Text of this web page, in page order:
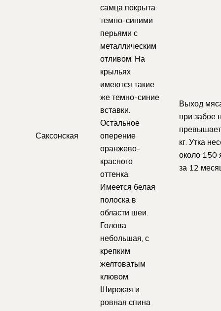
Саксонская
самца покрыта
темно-синими
перьями с
металлическим
отливом. На
крыльях
имеются такие
же темно-синие
вставки.
Остальное
оперение
оранжево-
красного
оттенка.
Имеется белая
полоска в
области шеи.
Голова
небольшая, с
крепким
желтоватым
клювом.
Широкая и
ровная спина
Выход
при забое
кг. Утка
около 150
за 12